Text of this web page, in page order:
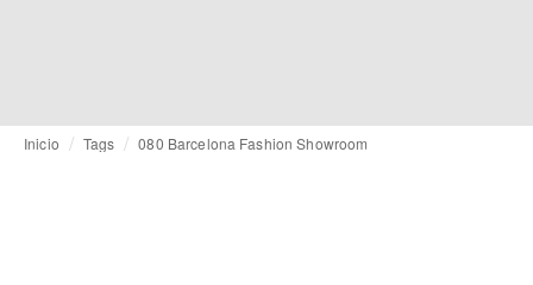
Inicio Tags 080 Barcelona Fashion Showroom